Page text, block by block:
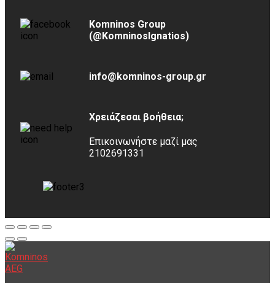
Komninos Group
(@KomninosIgnatios)
info@komninos-group.gr
Χρειάζεσαι βοήθεια;
Επικοινωνήστε μαζί μας
2102691331